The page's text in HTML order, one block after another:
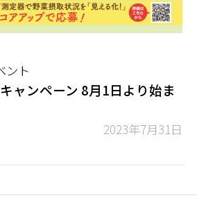
ント
ャンペーン 8月1日より始ま
2023年7月31日